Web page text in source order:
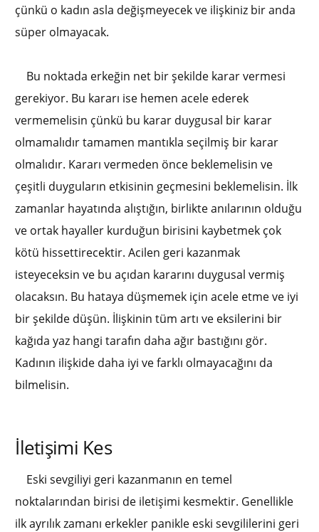
çünkü o kadın asla değişmeyecek ve ilişkiniz bir anda
süper olmayacak.
Bu noktada erkeğin net bir şekilde karar vermesi
gerekiyor. Bu kararı ise hemen acele ederek
vermemelisin çünkü bu karar duygusal bir karar
olmamalıdır tamamen mantıkla seçilmiş bir karar
olmalıdır. Kararı vermeden önce beklemelisin ve
çeşitli duyguların etkisinin geçmesini beklemelisin. İlk
zamanlar hayatında alıştığın, birlikte anılarının olduğu
ve ortak hayaller kurduğun birisini kaybetmek çok
kötü hissettirecektir. Acilen geri kazanmak
isteyeceksin ve bu açıdan kararını duygusal vermiş
olacaksın. Bu hataya düşmemek için acele etme ve iyi
bir şekilde düşün. İlişkinin tüm artı ve eksilerini bir
kağıda yaz hangi tarafın daha ağır bastığını gör.
Kadının ilişkide daha iyi ve farklı olmayacağını da
bilmelisin.
İletişimi Kes
Eski sevgiliyi geri kazanmanın en temel
noktalarından birisi de iletişimi kesmektir. Genellikle
ilk ayrılık zamanı erkekler panikle eski sevgililerini geri